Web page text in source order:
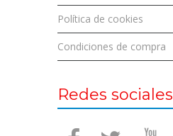
Política de cookies
Condiciones de compra
Redes sociales